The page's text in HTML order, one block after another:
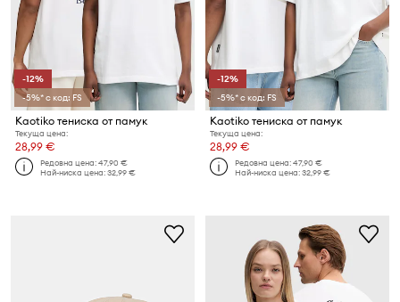
-12%
-5%* с код: FS
Kaotiko тениска от памук
Текуща цена:
28,99 €
Редовна цена:47,90 €
Най-ниска цена:32,99 €
-12%
-5%* с код: FS
Kaotiko тениска от памук
Текуща цена:
28,99 €
Редовна цена:47,90 €
Най-ниска цена:32,99 €